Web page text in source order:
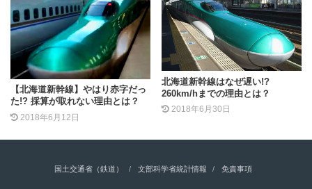
【北海道新幹線】やはり赤字だっ
た!? 採算が取れない理由とは？
2018年6月12日
北海道新幹線はなぜ遅い!?
260km/hまでの理由とは？
2018年6月30日
国土交通省（鉄道） 文部科学省統計情報 免責事項